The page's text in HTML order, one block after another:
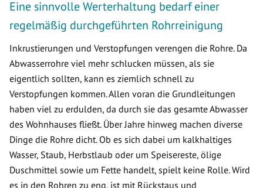
Eine sinnvolle Werterhaltung bedarf einer
regelmäßig durchgeführten Rohrreinigung
Inkrustierungen und Verstopfungen verengen die Rohre. Da
Abwasserrohre viel mehr schlucken müssen, als sie
eigentlich sollten, kann es ziemlich schnell zu
Verstopfungen kommen. Allen voran die Grundleitungen
haben viel zu erdulden, da durch sie das gesamte Abwasser
des Wohnhauses fließt. Über Jahre hinweg machen diverse
Dinge die Rohre dicht. Ob es sich dabei um kalkhaltiges
Wasser, Staub, Herbstlaub oder um Speisereste, ölige
Duschmittel sowie um Fette handelt, spielt keine Rolle. Wird
es in den Rohren zu eng, ist mit Rückstaus und